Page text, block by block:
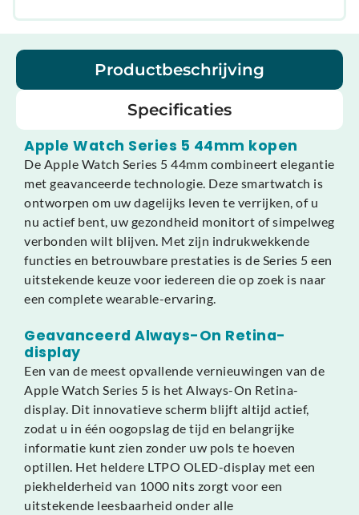
Productbeschrijving
Specificaties
Apple Watch Series 5 44mm kopen
De Apple Watch Series 5 44mm combineert elegantie
met geavanceerde technologie. Deze smartwatch is
ontworpen om uw dagelijks leven te verrijken, of u
nu actief bent, uw gezondheid monitort of simpelweg
verbonden wilt blijven. Met zijn indrukwekkende
functies en betrouwbare prestaties is de Series 5 een
uitstekende keuze voor iedereen die op zoek is naar
een complete wearable-ervaring.
Geavanceerd Always-On Retina-
display
Een van de meest opvallende vernieuwingen van de
Apple Watch Series 5 is het Always-On Retina-
display. Dit innovatieve scherm blijft altijd actief,
zodat u in één oogopslag de tijd en belangrijke
informatie kunt zien zonder uw pols te hoeven
optillen. Het heldere LTPO OLED-display met een
piekhelderheid van 1000 nits zorgt voor een
uitstekende leesbaarheid onder alle